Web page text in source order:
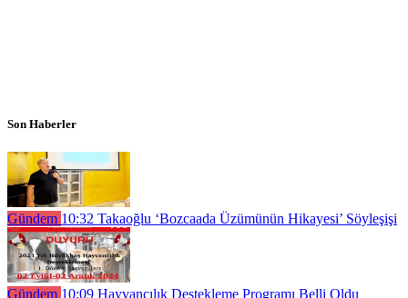
Son Haberler
Gündem 10:32 Takaoğlu ‘Bozcaada Üzümünün Hikayesi’ Söyleşişi
Gündem 10:09 Hayvancılık Destekleme Programı Belli Oldu